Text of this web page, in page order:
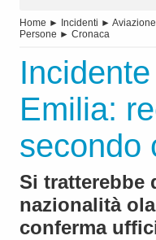
Home ► Incidenti ►
Persone ► Cronaca
Emilia:
secondo
Si tratterebbe
nazionalità
conferma